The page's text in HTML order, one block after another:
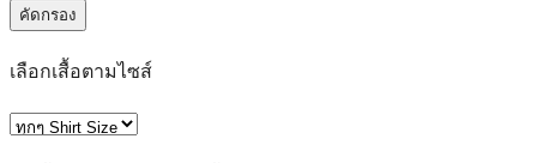
ต่ำ
คัดกรอง
เลือกเสื้อตามไซส์